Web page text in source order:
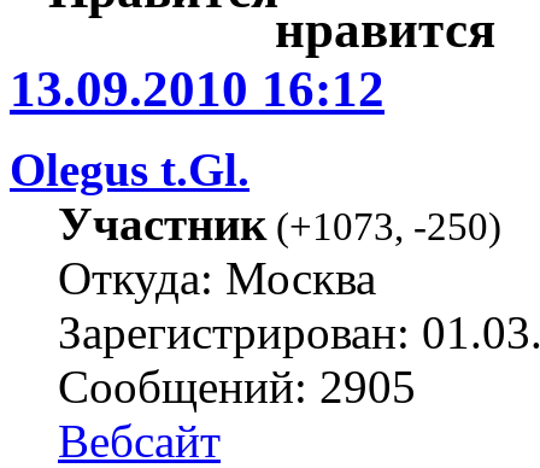
13.09.2010 16:12
Olegus t.Gl.
Участник(+1073, -250)
Откуда: Москва
Зарегистрирован:
Сообщений: 2905
Вебсайт